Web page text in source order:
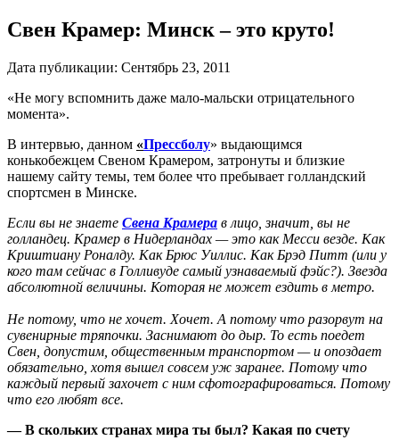
Свен Крамер: Минск – это круто!
Дата публикации: Сентябрь 23, 2011
«Не могу вспомнить даже мало-мальски отрицательного
момента».
В интервью, данном «Прессболу» выдающимся
конькобежцем Свеном Крамером, затронуты и близкие
нашему сайту темы, тем более что пребывает голландский
спортсмен в Минске.
Если вы не знаете Свена Крамера в лицо, значит, вы не
голландец. Крамер в Нидерландах — это как Месси везде. Как
Криштиану Роналду. Как Брюс Уиллис. Как Брэд Питт (или у
кого там сейчас в Голливуде самый узнаваемый фэйс?). Звезда
абсолютной величины. Которая не может ездить в метро.
Не потому, что не хочет. Хочет. А потому что разорвут на
сувенирные тряпочки. Заснимают до дыр. То есть поедет
Свен, допустим, общественным транспортом — и опоздает
обязательно, хотя вышел совсем уж заранее. Потому что
каждый первый захочет с ним сфотографироваться. Потому
что его любят все.
— В скольких странах мира ты был? Какая по счету